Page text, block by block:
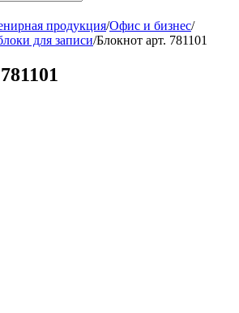
продукция/Офис и бизнес/
для записи/Блокнот арт. 781101